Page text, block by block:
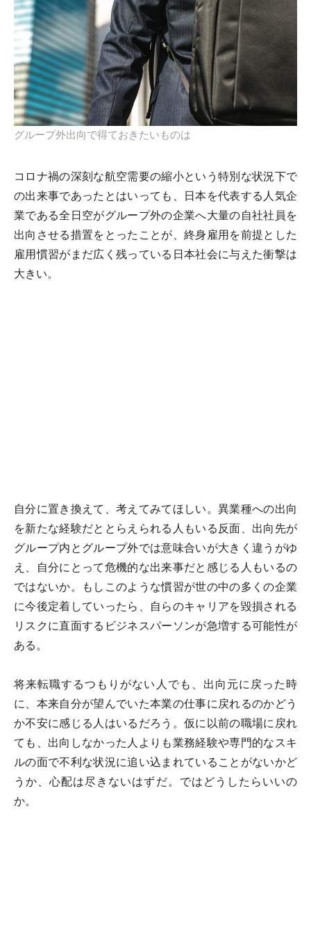
グループ外出向で得ておきたいものは
コロナ禍の深刻な航空需要の縮小という特別な状況下で
の出来事であったとはいっても、日本を代表する人気企
業である全日空がグループ外の企業へ大量の自社社員を
出向させる措置をとったことが、終身雇用を前提とした
雇用慣習がまだ広く残っている日本社会に与えた衝撃は
大きい。
自分に置き換えて、考えてみてほしい。異業種への出向
を新たな経験だととらえられる人もいる反面、出向先が
グループ内とグループ外では意味合いが大きく違うがゆ
え、自分にとって危機的な出来事だと感じる人もいるの
ではないか。もしこのような慣習が世の中の多くの企業
に今後定着していったら、自らのキャリアを毀損される
リスクに直面するビジネスパーソンが急増する可能性が
ある。
将来転職するつもりがない人でも、出向元に戻った時
に、本来自分が望んでいた本業の仕事に戻れるのかどう
か不安に感じる人はいるだろう。仮に以前の職場に戻れ
ても、出向しなかった人よりも業務経験や専門的なスキ
ルの面で不利な状況に追い込まれていることがないかど
うか、心配は尽きないはずだ。ではどうしたらいいの
か。